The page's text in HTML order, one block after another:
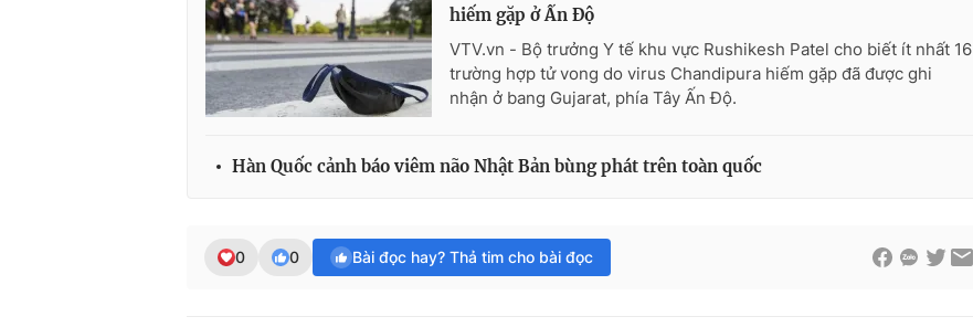
hiếm gặp ở Ấn Độ
VTV.vn - Bộ trưởng Y tế khu vực Rushikesh Patel cho biết ít nhất 16
trường hợp tử vong do virus Chandipura hiếm gặp đã được ghi
nhận ở bang Gujarat, phía Tây Ấn Độ.
Hàn Quốc cảnh báo viêm não Nhật Bản bùng phát trên toàn quốc
0 0 Bài đọc hay? Thả tim cho bài đọc